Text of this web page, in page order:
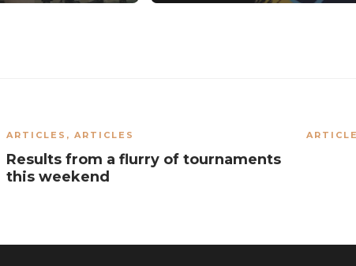
ARTICLES , ARTICLES
Results from a flurry of tournaments
this weekend